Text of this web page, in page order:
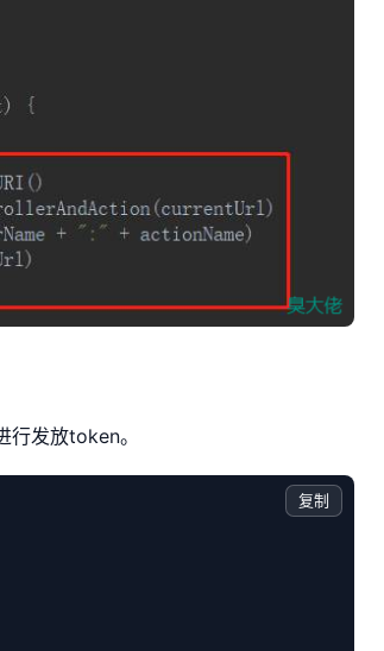
发放token。
复制